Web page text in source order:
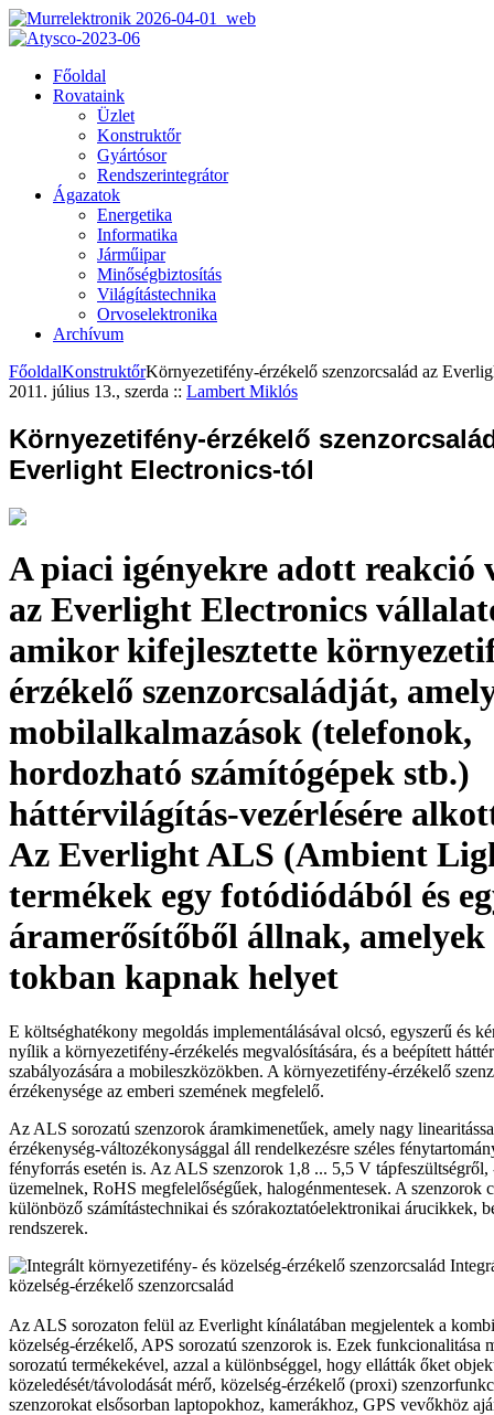
Főoldal
Rovataink
Üzlet
Konstruktőr
Gyártósor
Rendszerintegrátor
Ágazatok
Energetika
Informatika
Járműipar
Minőségbiztosítás
Világítástechnika
Orvoselektronika
Archívum
FőoldalKonstruktőrKörnyezetifény-érzékelő szenzorcsalád az
2011. július 13., szerda :: Lambert Miklós
Környezetifény-érzékelő
Everlight Electronics-tól
A piaci igényekre adott reakció
az Everlight Electronics
amikor kifejlesztette
érzékelő szenzorcsaládját,
mobilalkalmazások (telefonok,
hordozható számítógépek stb.)
háttérvilágítás-vezérlésére
Az Everlight ALS (Ambient
termékek egy fotódiódából és
áramerősítőből állnak, amelyek
tokban kapnak helyet
E költséghatékony megoldás implementálásával olcsó, egyszerű és
nyílik a környezetifény-érzékelés megvalósítására, és a beépített
szabályozására a mobileszközökben. A környezetifény-érzékelő
érzékenysége az emberi szemének megfelelő.
Az ALS sorozatú szenzorok áramkimenetűek, amely nagy
érzékenység-változékonysággal áll rendelkezésre széles
fényforrás esetén is. Az ALS szenzorok 1,8 ... 5,5 V
üzemelnek, RoHS megfelelőségűek, halogénmentesek. A szenzorok
különböző számítástechnikai és szórakoztatóelektronikai árucikkek,
rendszerek.
közelség-érzékelő szenzorcsalád
Az ALS sorozaton felül az Everlight kínálatában megjelentek a
közelség-érzékelő, APS sorozatú szenzorok is. Ezek funkcionalitása
sorozatú termékekével, azzal a különbséggel, hogy ellátták őket
közeledését/távolodását mérő, közelség-érzékelő (proxi)
szenzorokat elsősorban laptopokhoz, kamerákhoz, GPS vevőkhöz